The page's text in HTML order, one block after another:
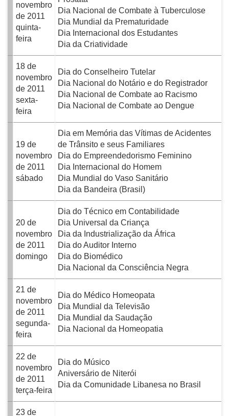
novembro
de 2011
quinta-
feira
Dia Nacional de Combate à Tuberculose
Dia Mundial da Prematuridade
Dia Internacional dos Estudantes
Dia da Criatividade
18 de
novembro
de 2011
sexta-
feira
Dia do Conselheiro Tutelar
Dia Nacional do Notário e do Registrador
Dia Nacional de Combate ao Racismo
Dia Nacional de Combate ao Dengue
19 de
novembro
de 2011
sábado
Dia em Memória das Vítimas de Acidentes
de Trânsito e seus Familiares
Dia do Empreendedorismo Feminino
Dia Internacional do Homem
Dia Mundial do Vaso Sanitário
Dia da Bandeira (Brasil)
20 de
novembro
de 2011
domingo
Dia do Técnico em Contabilidade
Dia Universal da Criança
Dia da Industrialização da África
Dia do Auditor Interno
Dia do Biomédico
Dia Nacional da Consciência Negra
21 de
novembro
de 2011
segunda-
feira
Dia do Médico Homeopata
Dia Mundial da Televisão
Dia Mundial da Saudação
Dia Nacional da Homeopatia
22 de
novembro
de 2011
terça-feira
Dia do Músico
Aniversário de Niterói
Dia da Comunidade Libanesa no Brasil
23 de